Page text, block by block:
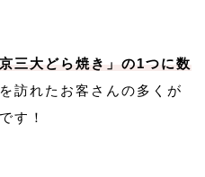
三大どら焼き」の1つに数
訪れたお客さんの多くが
す！